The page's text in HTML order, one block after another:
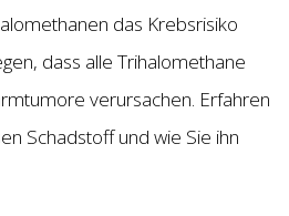
das Krebsrisiko
dass alle Trihalomethane
verursachen. Erfahren
Schadstoff und wie Sie ihn
zu öffnen